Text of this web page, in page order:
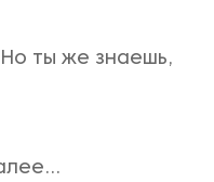
ты же знаешь,